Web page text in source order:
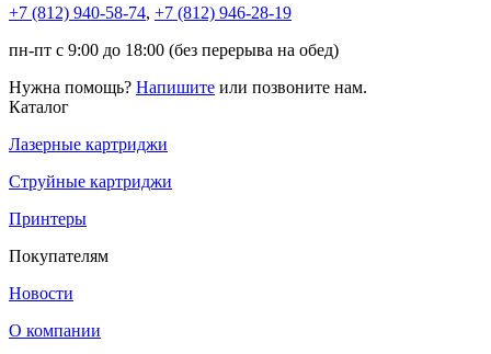
+7 (812) 940-58-74, +7 (812) 946-28-19
пн-пт с 9:00 до 18:00 (без перерыва на обед)
Нужна помощь? Напишите или позвоните нам.
Каталог
Лазерные картриджи
Струйные картриджи
Принтеры
Покупателям
Новости
О компании